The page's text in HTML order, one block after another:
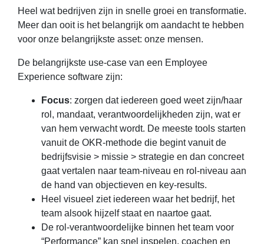
Heel wat bedrijven zijn in snelle groei en transformatie.
Meer dan ooit is het belangrijk om aandacht te hebben
voor onze belangrijkste asset: onze mensen.
De belangrijkste use-case van een Employee
Experience software zijn:
Focus: zorgen dat iedereen goed weet zijn/haar
rol, mandaat, verantwoordelijkheden zijn, wat er
van hem verwacht wordt. De meeste tools starten
vanuit de OKR-methode die begint vanuit de
bedrijfsvisie > missie > strategie en dan concreet
gaat vertalen naar team-niveau en rol-niveau aan
de hand van objectieven en key-results.
Heel visueel ziet iedereen waar het bedrijf, het
team alsook hijzelf staat en naartoe gaat.
De rol-verantwoordelijke binnen het team voor
“Performance” kan snel inspelen, coachen en